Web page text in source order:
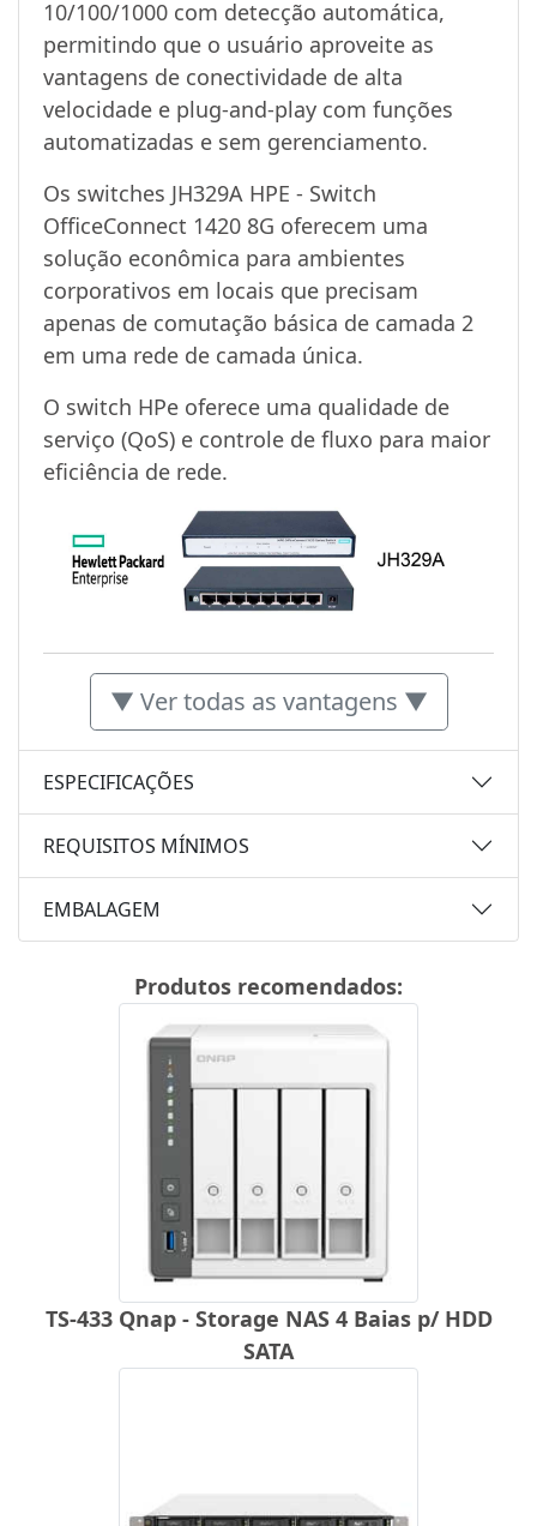
10/100/1000 com detecção automática,
permitindo que o usuário aproveite as
vantagens de conectividade de alta
velocidade e plug-and-play com funções
automatizadas e sem gerenciamento.
Os switches JH329A HPE - Switch
OfficeConnect 1420 8G oferecem uma
solução econômica para ambientes
corporativos em locais que precisam
apenas de comutação básica de camada 2
em uma rede de camada única.
O switch HPe oferece uma qualidade de
serviço (QoS) e controle de fluxo para maior
eficiência de rede.
▼ Ver todas as vantagens ▼
ESPECIFICAÇÕES
REQUISITOS MÍNIMOS
EMBALAGEM
Produtos recomendados:
TS-433 Qnap - Storage NAS 4 Baias p/ HDD
SATA